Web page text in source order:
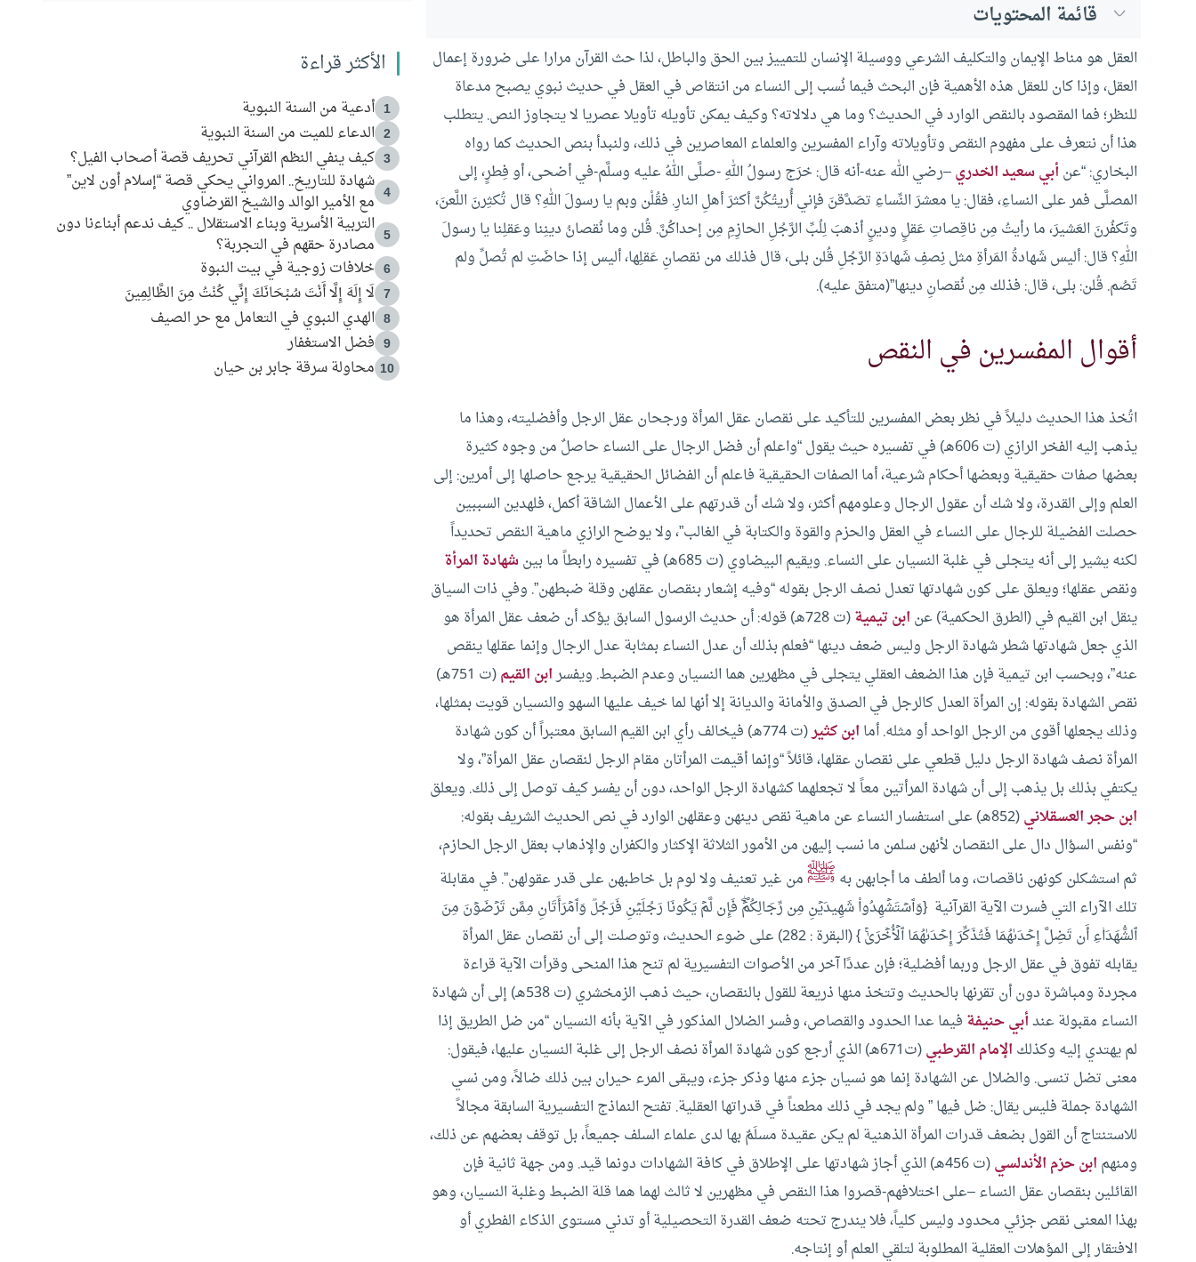
قائمة المحتويات
العقل هو مناط الإيمان والتكليف الشرعي ووسيلة الإنسان للتمييز بين الحق والباطل، لذا حث القرآن مرارا على ضرورة إعمال
العقل، وإذا كان للعقل هذه الأهمية فإن البحث فيما نُسب إلى النساء من انتقاص في العقل في حديث نبوي يصبح مدعاة
للنظر؛ فما المقصود بالنقص الوارد في الحديث؟ وما هي دلالاته؟ وكيف يمكن تأويله تأويلا عصريا لا يتجاوز النص.يتطلب
هذا أن نتعرف على مفهوم النقص وتأويلاته وآراء المفسرين والعلماء المعاصرين في ذلك، ولنبدأ بنص الحديث كما رواه
البخاري: “عن أبي سعيد الخدري–رضي الله عنه-أنه قال: خرَج رسولُ اللهِ -صلَّى اللهُ عليه وسلَّم-في أضحى، أو فِطرٍ، إلى
المصلَّى فمر على النساءِ، فقال: يا معشرَ النِّساءِ تصَدَّقنَ فإني أُريتُكُنَّ أكثرَ أهلِ النارِ. فقُلْن وبم يا رسولَ اللهِ؟ قال تُكثِرنَ اللَّعنَ،
وتَكفُرنَ العَشيرَ، ما رأيتُ مِن ناقِصاتِ عَقلٍ ودينٍ أذهبَ لِلُبِّ الرَّجُلِ الحازِمِ مِن إحداكُنَّ. قُلن وما نُقصانُ دينِنا وعَقلِنا يا رسولَ
اللهِ؟ قال: أليس شَهادةُ المَرأةِ مثل نِصفِ شَهادَةِ الرَّجُلِ قُلن بلى، قال فذلك من نقصانِ عَقلِها، أليس إذا حاضَتِ لم تُصلِّ ولم
تَصُم. قُلن: بلى، قال: فذلك مِن نُقصانِ دينها”(متفق عليه).
أقوال المفسرين في النقص
اتُخذ هذا الحديث دليلاً في نظر بعض المفسرين للتأكيد على نقصان عقل المرأة ورجحان عقل الرجل وأفضليته، وهذا ما
يذهب إليه الفخر الرازي (ت 606هـ) في تفسيره حيث يقول “واعلم أن فضل الرجال على النساء حاصلٌ من وجوه كثيرة
بعضها صفات حقيقية وبعضها أحكام شرعية، أما الصفات الحقيقية فاعلم أن الفضائل الحقيقية يرجع حاصلها إلى أمرين: إلى
العلم وإلى القدرة، ولا شك أن عقول الرجال وعلومهم أكثر، ولا شك أن قدرتهم على الأعمال الشاقة أكمل، فلهدين السببين
حصلت الفضيلة للرجال على النساء في العقل والحزم والقوة والكتابة في الغالب”، ولا يوضح الرازي ماهية النقص تحديداً
لكنه يشير إلى أنه يتجلى في غلبة النسيان على النساء. ويقيم البيضاوي (ت 685هـ) في تفسيره رابطاً ما بين
شهادة المرأة
ونقص عقلها؛ ويعلق على كون شهادتها تعدل نصف الرجل بقوله “وفيه إشعار بنقصان عقلهن وقلة ضبطهن”. وفي ذات السياق
ينقل ابن القيم في (الطرق الحكمية) عن ابن تيمية
(ت 728هـ) قوله: أن حديث الرسول السابق يؤكد أن ضعف عقل المرأة هو
الذي جعل شهادتها شطر شهادة الرجل وليس ضعف دينها “فعلم بذلك أن عدل النساء بمثابة عدل الرجال وإنما عقلها ينقص
عنه”، وبحسب ابن تيمية فإن هذا الضعف العقلي يتجلى في مظهرين هما النسيان وعدم الضبط. ويفسرابن القيم
(ت 751هـ)
نقص الشهادة بقوله: إن المرأة العدل كالرجل في الصدق والأمانة والديانة إلا أنها لما خيف عليها السهو والنسيان قويت بمثلها،
وذلك يجعلها أقوى من الرجل الواحد أو مثله.أما ابن كثير
(ت 774هـ) فيخالف رأي ابن القيم السابق معتبراً أن كون شهادة
المرأة نصف شهادة الرجل دليل قطعي على نقصان عقلها، قائلاً “وإنما أقيمت المرأتان مقام الرجل لنقصان عقل المرأة”، ولا
يكتفي بذلك بل يذهب إلى أن شهادة المرأتين معاً لا تجعلهما كشهادة الرجل الواحد، دون أن يفسر كيف توصل إلى ذلك. ويعلق
ابن حجر العسقلاني
(852هـ) على استفسار النساء عن ماهية نقص دينهن وعقلهن الوارد في نص الحديث الشريف بقوله:
“ونفس السؤال دال على النقصان لأنهن سلمن ما نسب إليهن من الأمور الثلاثة الإكثار والكفران والإذهاب بعقل الرجل الحازم،
ثم استشكلن كونهن ناقصات، وما ألطف ما أجابهن به ﷺمن غير تعنيف ولا لوم بل خاطبهن على قدر عقولهن”. في مقابلة
تلك الآراء التي فسرت الآية القرآنية {وَٱسۡتَشۡهِدُواْ شَهِیدَیۡنِ مِن رِّجَالِكُمۡۖ فَإِن لَّمۡ یَكُونَا رَجُلَیۡنِ فَرَجُلࣱ وَٱمۡرَأَتَانِ مِمَّن تَرۡضَوۡنَ مِنَ
ٱلشُّهَدَاۤءِ أَن تَضِلَّ إِحۡدَىٰهُمَا فَتُذَكِّرَ إِحۡدَىٰهُمَا ٱلۡأُخۡرَىٰۚ } (البقرة : 282) على ضوء الحديث، وتوصلت إلى أن نقصان عقل المرأة
يقابله تفوق في عقل الرجل وربما أفضلية؛ فإن عددًا آخر من الأصوات التفسيرية لم تنح هذا المنحى وقرأت الآية قراءة
مجردة ومباشرة دون أن تقرنها بالحديث وتتخذ منها ذريعة للقول بالنقصان، حيث ذهب الزمخشري (ت 538هـ) إلى أن شهادة
النساء مقبولة عندأبي حنيفة فيما عدا الحدود والقصاص، وفسر الضلال المذكور في الآية بأنه النسيان “من ضل الطريق إذا
لم يهتدي إليه وكذلك الإمام القرطبي
(ت671هـ) الذي أرجع كون شهادة المرأة نصف الرجل إلى غلبة النسيان عليها، فيقول:
معنى تضل تنسى. والضلال عن الشهادة إنما هو نسيان جزء منها وذكر جزء، ويبقى المرء حيران بين ذلك ضالاً، ومن نسي
الشهادة جملة فليس يقال: ضل فيها ” ولم يجد في ذلك مطعناً في قدراتها العقلية. تفتح النماذج التفسيرية السابقة مجالاً
للاستنتاج أن القول بضعف قدرات المرأة الذهنية لم يكن عقيدة مسلَمٌ بها لدى علماء السلف جميعاً، بل توقف بعضهم عن ذلك،
ومنهم ابن حزم الأندلسي
(ت 456هـ) الذي أجاز شهادتها على الإطلاق في كافة الشهادات دونما قيد. ومن جهة ثانية فإن
القائلين بنقصان عقل النساء –على اختلافهم-قصروا هذا النقص في مظهرين لا ثالث لهما هما قلة الضبط وغلبة النسيان، وهو
بهذا المعنى نقص جزئي محدود وليس كلياً، فلا يندرج تحته ضعف القدرة التحصيلية أو تدني مستوى الذكاء الفطري أو
الافتقار إلى المؤهلات العقلية المطلوبة لتلقي العلم أو إنتاجه.
الأكثر قراءة
1 أدعية من السنة النبوية
2 الدعاء للميت من السنة النبوية
3 كيف ينفي النظم القرآني تحريف قصة أصحاب الفيل؟
4
شهادة للتاريخ.. المرواني يحكي قصة “إسلام أون لاين”
مع الأمير الوالد والشيخ القرضاوي
5
التربية الأسرية وبناء الاستقلال .. كيف ندعم أبناءنا دون
مصادرة حقهم في التجربة؟
6 خلافات زوجية في بيت النبوة
7 لَا إِلَهَ إِلَّا أَنْتَ سُبْحَانَكَ إِنِّي كُنْتُ مِنَ الظَّالِمِينَ
8 الهدي النبوي في التعامل مع حر الصيف
9 فضل الاستغفار
10 محاولة سرقة جابر بن حيان